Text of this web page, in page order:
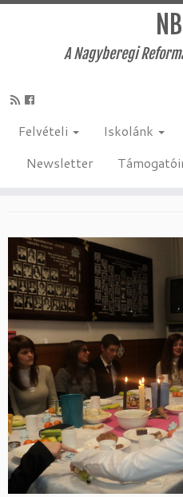
content
A Nagyberegi
Felvételi Iskolánk
Newsletter